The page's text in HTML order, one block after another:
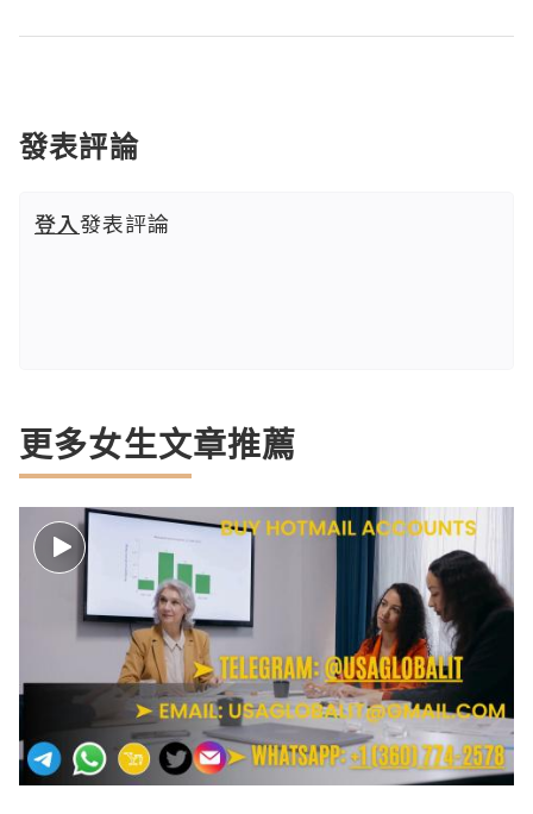
發表評論
登入發表評論
更多女生文章推薦